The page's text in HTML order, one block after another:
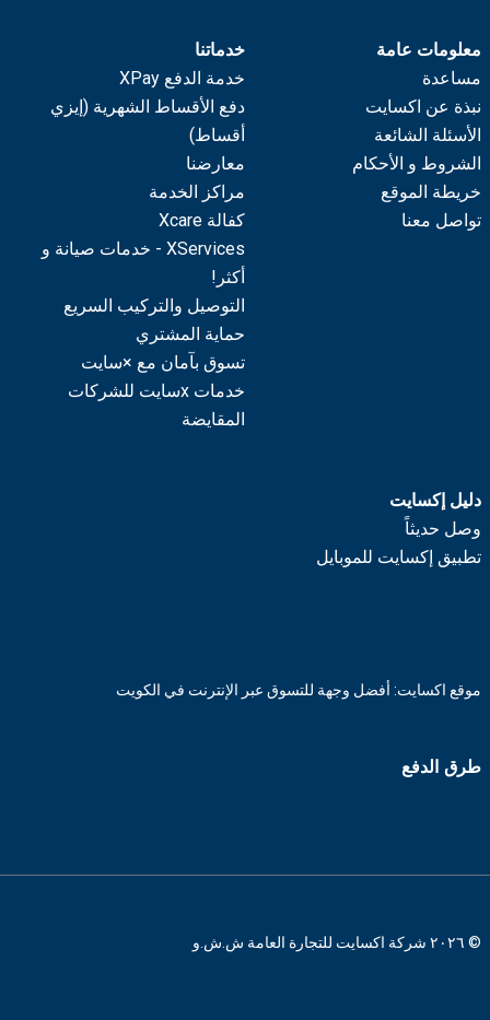
معلومات عامة
مساعدة
نبذة عن اكسايت
الأسئلة الشائعة
الشروط و الأحكام
خريطة الموقع
تواصل معنا
خدماتنا
خدمة الدفع XPay
دفع الأقساط الشهرية (إيزي
أقساط)
معارضنا
مراكز الخدمة
كفالة Xcare
XServices - خدمات صيانة و
أكثر!
التوصيل والتركيب السريع
حماية المشتري
تسوق بآمان مع ×سايت
خدمات xسايت للشركات
المقايضة
دليل إكسايت
وصل حديثاً
تطبيق إكسايت للموبايل
موقع اكسايت: أفضل وجهة للتسوق عبر الإنترنت في الكويت
طرق الدفع
© ٢٠٢٦ شركة اكسايت للتجارة العامة ش.ش.و